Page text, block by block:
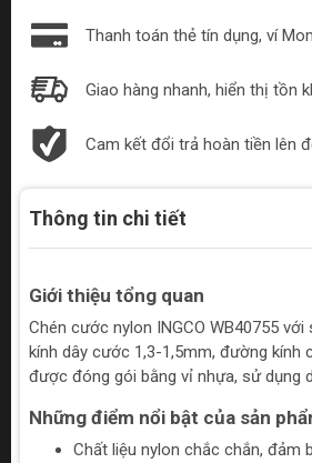
Thanh toán thẻ tín dụng, ví
Giao hàng nhanh, hiển thị tồn
Cam kết đổi trả hoàn tiền lên
Thông tin chi tiết
Giới thiệu tổng quan
Chén cước nylon INGCO WB40755
kính dây cước 1,3-1,5mm, đường kính
được đóng gói bằng vỉ nhựa, sử dụng
Những điểm nổi bật của sản
Chất liệu nylon chắc chắn, đảm